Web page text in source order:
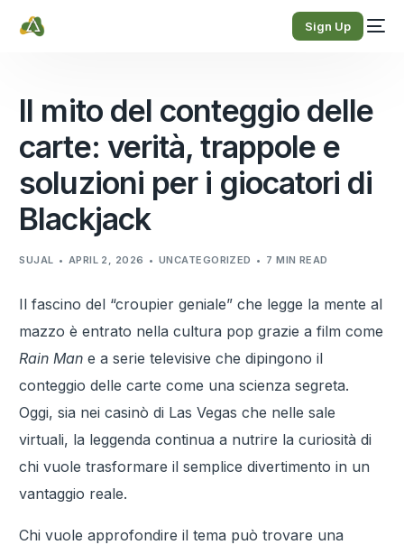
Sign Up
Il mito del conteggio delle
carte: verità, trappole e
soluzioni per i giocatori di
Blackjack
SUJAL APRIL 2, 2026 UNCATEGORIZED 7 MIN READ
Il fascino del “croupier geniale” che legge la mente al
mazzo è entrato nella cultura pop grazie a film come
Rain Man e a serie televisive che dipingono il
conteggio delle carte come una scienza segreta.
Oggi, sia nei casinò di Las Vegas che nelle sale
virtuali, la leggenda continua a nutrire la curiosità di
chi vuole trasformare il semplice divertimento in un
vantaggio reale.
Chi vuole approfondire il tema può trovare una